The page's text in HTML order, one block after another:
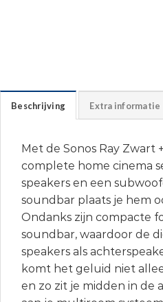
Beschrijving Extra informatie
Met de Sonos Ray Zwart
complete home cinema
speakers en een
soundbar plaats je hem
Ondanks zijn compacte
soundbar, waardoor de
speakers als
komt het geluid niet
en zo zit je midden in de